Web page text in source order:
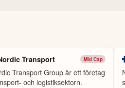
possible.
Transport Mid Cap
Transport Group är ett företag
och logistiksektorn.